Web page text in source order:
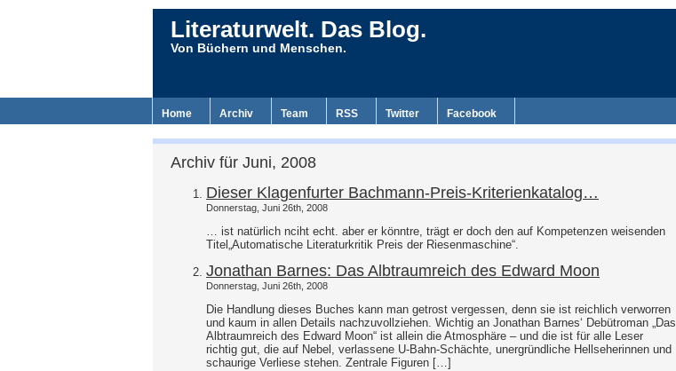
Literaturwelt. Das Blog.
Von Büchern und Menschen.
Home Archiv Team RSS Twitter Facebook
Archiv für Juni, 2008
Dieser Klagenfurter Bachmann-Preis-Kriterienkatalog…
Donnerstag, Juni 26th, 2008
… ist natürlich nciht echt. aber er könntre, trägt er doch den auf Kompetenzen weisenden
Titel„Automatische Literaturkritik Preis der Riesenmaschine“.
Jonathan Barnes: Das Albtraumreich des Edward Moon
Donnerstag, Juni 26th, 2008
Die Handlung dieses Buches kann man getrost vergessen, denn sie ist reichlich verworren
und kaum in allen Details nachzuvollziehen. Wichtig an Jonathan Barnes‘ Debütroman „Das
Albtraumreich des Edward Moon“ ist allein die Atmosphäre – und die ist für alle Leser
richtig gut, die auf Nebel, verlassene U-Bahn-Schächte, unergründliche Hellseherinnen und
schaurige Verliese stehen. Zentrale Figuren […]